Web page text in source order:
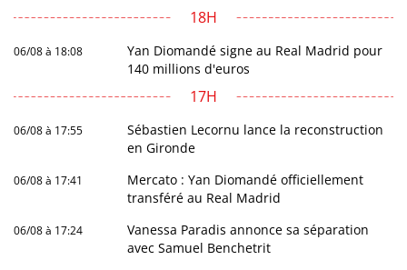
18H
06/08 à 18:08
Yan Diomandé signe au Real Madrid pour
140 millions d'euros
17H
06/08 à 17:55
Sébastien Lecornu lance la reconstruction
en Gironde
06/08 à 17:41
Mercato : Yan Diomandé officiellement
transféré au Real Madrid
06/08 à 17:24
Vanessa Paradis annonce sa séparation
avec Samuel Benchetrit